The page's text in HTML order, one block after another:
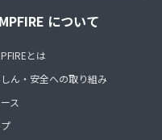
について
とは
ん・安全への取り組み
ス